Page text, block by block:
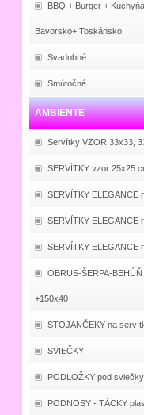
BBQ + Burger +
Bavorsko+ Toskánsko
Svadobné
Smútočné
AMBIENTE
Servítky VZOR 33x33,
SERVÍTKY vzor 25x25
SERVÍTKY ELEGANCE
SERVÍTKY ELEGANCE
SERVÍTKY ELEGANCE
OBRUS-ŠERPA-
+150x40
STOJANČEKY na
SVIEČKY
PODLOŽKY pod
PODNOSY - TÁCKY